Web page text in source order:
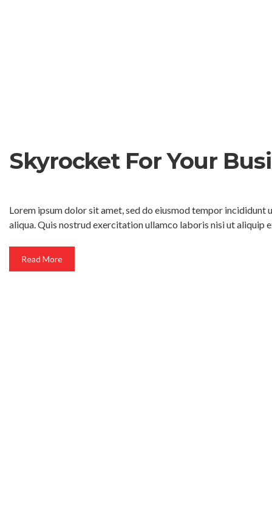
Skyrocket For Your
Lorem ipsum dolor sit amet, sed do eiusmod tempor incididunt
aliqua. Quis nostrud exercitation ullamco laboris nisi ut aliquip
Read More